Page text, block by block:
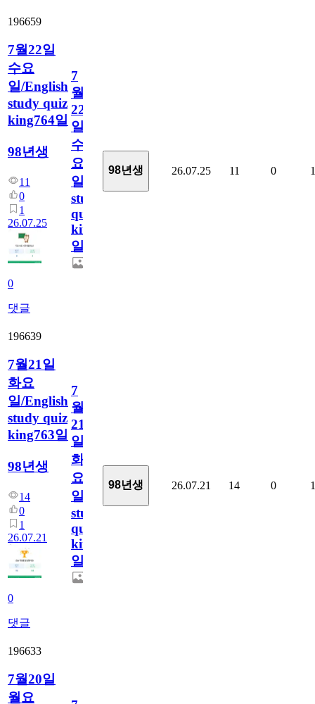
196659
7월22일
수요
일/English
study quiz
king764일
98년생
11
0
1
26.07.25
0
댓글
7
월
22
일
수
요
일/English
study
quiz
king764
일
98년생 26.07.25 11 0 1
196639
7월21일
화요
일/English
study quiz
king763일
98년생
14
0
1
26.07.21
0
댓글
7
월
21
일
화
요
일/English
study
quiz
king763
일
98년생 26.07.21 14 0 1
196633
7월20일
월요